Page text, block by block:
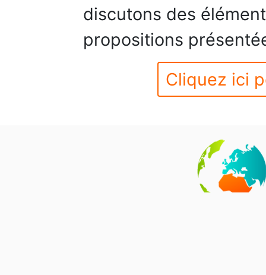
discutons des
propositions
Cliquez ici